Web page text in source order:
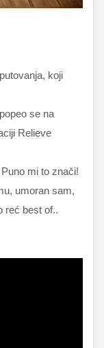
koji
se na
Relieve
mi to znači!
umoran sam,
reć best of..